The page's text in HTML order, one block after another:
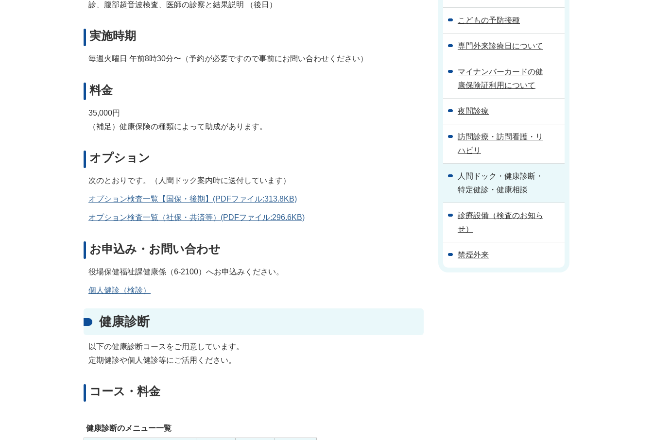
診、腹部超音波検査、医師の診察と結果説明 （後日）
実施時期
毎週火曜日 午前8時30分〜（予約が必要ですので事前にお問い合わせください）
料金
35,000円
（補足）健康保険の種類によって助成があります。
オプション
次のとおりです。（人間ドック案内時に送付しています）
オプション検査一覧【国保・後期】(PDFファイル:313.8KB)
オプション検査一覧（社保・共済等）(PDFファイル:296.6KB)
お申込み・お問い合わせ
役場保健福祉課健康係（6-2100）へお申込みください。
個人健診（検診）
健康診断
以下の健康診断コースをご用意しています。
定期健診や個人健診等にご活用ください。
コース・料金
健康診断のメニュー一覧
こどもの予防接種
専門外来診療日について
マイナンバーカードの健
康保険証利用について
夜間診療
訪問診療・訪問看護・リ
ハビリ
人間ドック・健康診断・
特定健診・健康相談
診療設備（検査のお知ら
せ）
禁煙外来